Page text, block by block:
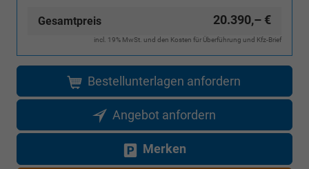
Gesamtpreis 20.390,– €
incl. 19% MwSt. und den Kosten für Überführung und Kfz-Brief
Bestellunterlagen anfordern
Angebot anfordern
Merken